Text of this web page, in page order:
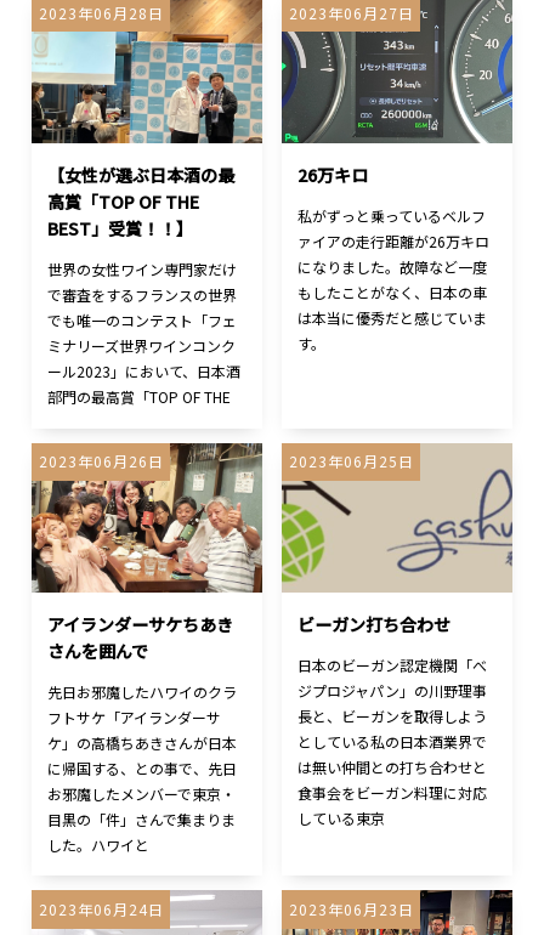
2023年06月28日
【女性が選ぶ日本酒の最
高賞「TOP OF THE
BEST」受賞！！】
世界の女性ワイン専門家だけ
で審査をするフランスの世界
でも唯一のコンテスト「フェ
ミナリーズ世界ワインコンク
ール2023」において、日本酒
部門の最高賞「TOP OF THE
2023年06月27日
26万キロ
私がずっと乗っているベルフ
ァイアの走行距離が26万キロ
になりました。故障など一度
もしたことがなく、日本の車
は本当に優秀だと感じていま
す。
2023年06月26日
アイランダーサケちあき
さんを囲んで
先日お邪魔したハワイのクラ
フトサケ「アイランダーサ
ケ」の高橋ちあきさんが日本
に帰国する、との事で、先日
お邪魔したメンバーで東京・
目黒の「件」さんで集まりま
した。ハワイと
2023年06月25日
ビーガン打ち合わせ
日本のビーガン認定機関「べ
ジプロジャパン」の川野理事
長と、ビーガンを取得しよう
としている私の日本酒業界で
は無い仲間との打ち合わせと
食事会をビーガン料理に対応
している東京
2023年06月24日 2023年06月23日